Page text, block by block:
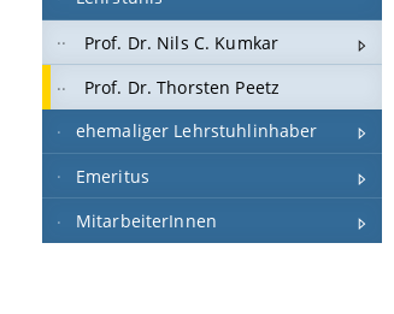
Prof. Dr. Nils C. Kumkar
Prof. Dr. Thorsten Peetz
ehemaliger Lehrstuhlinhaber
Emeritus
MitarbeiterInnen